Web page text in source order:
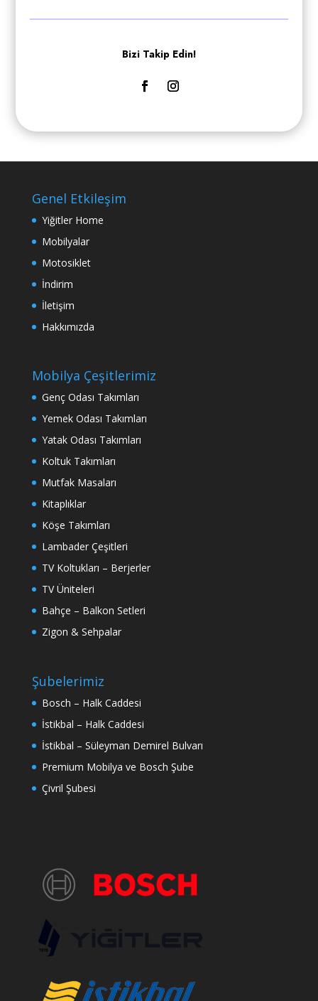
Bizi Takip Edin!
Genel Etkileşim
Yiğitler Home
Mobilyalar
Motosiklet
İndirim
İletişim
Hakkımızda
Mobilya Çeşitlerimiz
Genç Odası Takımları
Yemek Odası Takımları
Yatak Odası Takımları
Koltuk Takımları
Mutfak Masaları
Kitaplıklar
Köşe Takımları
Lambader Çeşitleri
TV Koltukları – Berjerler
TV Üniteleri
Bahçe – Balkon Setleri
Zigon & Sehpalar
Şubelerimiz
Bosch – Halk Caddesi
İstikbal – Halk Caddesi
İstikbal – Süleyman Demirel Bulvarı
Premium Mobilya ve Bosch Şube
Çivril Şubesi